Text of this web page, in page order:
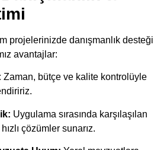
projelerinizde danışmanlık desteği
avantajlar:
Zaman, bütçe ve kalite kontrolüyle
Uygulama sırasında karşılaşılan
çözümler sunarız.